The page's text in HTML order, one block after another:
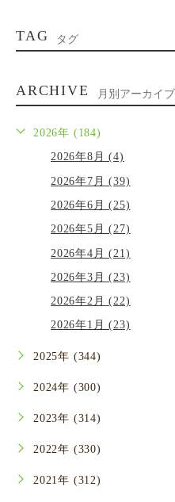
TAG タグ
ARCHIVE 月別アーカイブ
2026年 (184)
2026年8月 (4)
2026年7月 (39)
2026年6月 (25)
2026年5月 (27)
2026年4月 (21)
2026年3月 (23)
2026年2月 (22)
2026年1月 (23)
2025年 (344)
2024年 (300)
2023年 (314)
2022年 (330)
2021年 (312)